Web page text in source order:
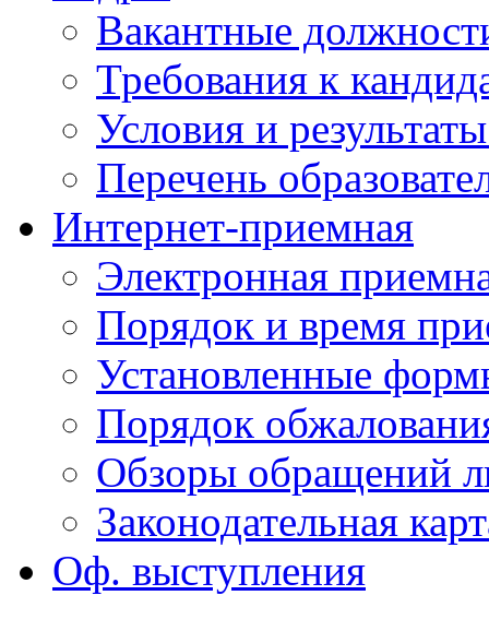
Вакантные
Требования к
Условия и
Перечень
Интернет-приемная
Электронная
Порядок и время
Установленные
Порядок
Обзоры обращений
Законодательная
Оф. выступления